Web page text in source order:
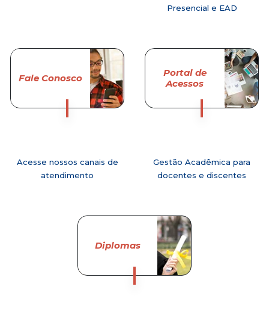
Presencial e EAD
Fale Conosco
Acesse nossos canais de
atendimento
Portal de
Acessos
Gestão Acadêmica para
docentes e discentes
Diplomas